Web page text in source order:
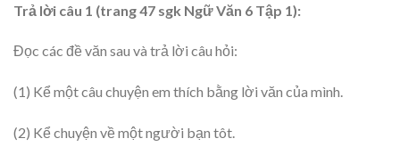
Trả lời câu 1 (trang 47 sgk Ngữ Văn 6 Tập 1):
Đọc các đề văn sau và trả lời câu hỏi:
(1) Kể một câu chuyện em thích bằng lời văn của mình.
(2) Kể chuyện về một người bạn tôt.